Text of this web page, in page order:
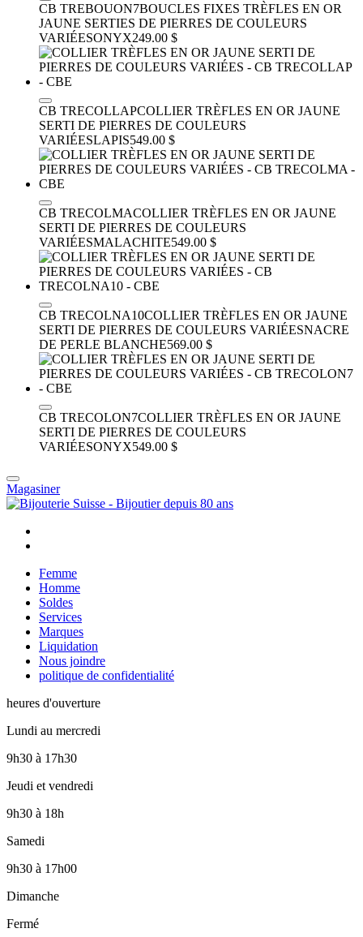
CB TREBOUON7BOUCLES FIXES TRÈFLES EN OR
JAUNE SERTIES DE PIERRES DE COULEURS
VARIÉESONYX249.00 $
CB TRECOLLAPCOLLIER TRÈFLES EN OR JAUNE
SERTI DE PIERRES DE COULEURS
VARIÉESLAPIS549.00 $
CB TRECOLMACOLLIER TRÈFLES EN OR JAUNE
SERTI DE PIERRES DE COULEURS
VARIÉESMALACHITE549.00 $
CB TRECOLNA10COLLIER TRÈFLES EN OR JAUNE
SERTI DE PIERRES DE COULEURS VARIÉESNACRE
DE PERLE BLANCHE569.00 $
CB TRECOLON7COLLIER TRÈFLES EN OR JAUNE
SERTI DE PIERRES DE COULEURS
VARIÉESONYX549.00 $
Magasiner
Femme
Homme
Soldes
Services
Marques
Liquidation
Nous joindre
politique de confidentialité
heures d'ouverture
Lundi au mercredi
9h30 à 17h30
Jeudi et vendredi
9h30 à 18h
Samedi
9h30 à 17h00
Dimanche
Fermé